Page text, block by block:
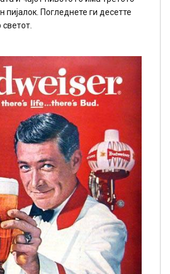
пијалок. Погледнете ги десетте
светот.